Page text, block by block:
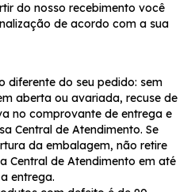
do nosso recebimento você
de acordo com a sua
diferente do seu pedido: sem
aberta ou avariada, recuse de
no comprovante de entrega e
Central de Atendimento. Se
da embalagem, não retire
Central de Atendimento em até
entrega.